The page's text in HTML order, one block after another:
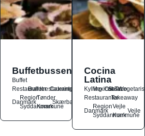
Buffetbussen
Buffet
Restauranter
Buffetrestauranter
Catering
Danmark
Region
Syddanmark
Tønder
Kommune
Skærbæk
Cocina
Latina
Kylling
Mexicansk
OstSalat
TacoVegetarisk
RestauranterTakeaway
Danmark
Region
Syddanmark
Vejle
Kommune
Vejle